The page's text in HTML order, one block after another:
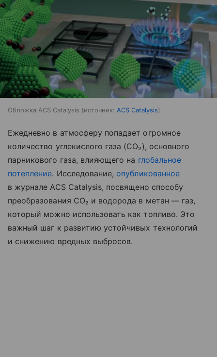
Обложка ACS Catalysis источник: ACS Catalysis
Ежедневно в атмосферу попадает огромное
количество углекислого газа (CO₂), основного
парникового газа, влияющего на глобальное
потепление. Исследование, опубликованное
в журнале ACS Catalysis, посвящено способу
преобразования CO₂ и водорода в метан — газ,
который можно использовать как топливо. Это
важный шаг к развитию устойчивых технологий
и снижению вредных выбросов.